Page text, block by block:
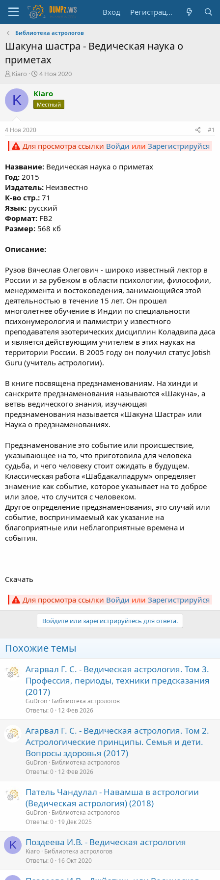
Вход Регистрация
Библиотека астрологов
Шакуна шастра - Ведическая наука о
приметах
А
т
о
р
е
м
ы
Kiaro
Д
т
а
н
л
а
4 Ноя 2020
K Kiaro
Местный
4 Ноя 2020 #1
Для просмотра ссылки Войди или Зарегистрируйся
Название: Ведическая наука о приметах
Год: 2015
Издатель: Неизвестно
К-во стр.: 71
Язык: русский
Формат: FB2
Размер: 568 кб
Описание:
Рузов Вячеслав Олегович - широко известный лектор в
России и за рубежом в области психологии, философии,
менеджмента и востоковедения, занимающийся этой
деятельностью в течение 15 лет. Он прошел
многолетнее обучение в Индии по специальности
психонумерология и палмистри у известного
преподавателя эзотерических дисциплин Коладвипа даса
и является действующим учителем в этих науках на
территории России. В 2005 году он получил статус Jotish
Guru (учитель астрологии).
В книге посвящена предзнаменованиям. На хинди и
санскрите предзнаменования называются «Шакуна», а
ветвь ведического знания, изучающая
предзнаменования называется «Шакуна Шастра» или
Наука о предзнаменованиях.
Предзнаменование это событие или происшествие,
указывающее на то, что приготовила для человека
судьба, и чего человеку стоит ожидать в будущем.
Классическая работа «Шабдакалпадрум» определяет
знамение как событие, которое указывает на то доброе
или злое, что случится с человеком.
Другое определение предзнаменования, это случай или
событие, воспринимаемый как указание на
благоприятные или неблагоприятные времена и
события.
Скачать
Для просмотра ссылки Войди или Зарегистрируйся
Войдите или зарегистрируйтесь для ответа.
Похожие темы
Агарвал Г. С. - Ведическая астрология. Том 3.
Профессия, периоды, техники предсказания
(2017)
GuDron Библиотека астрологов
Ответы 0 12 Фев 2026
Агарвал Г. С. - Ведическая астрология. Том 2.
Астрологические принципы. Семья и дети.
Вопросы здоровья (2017)
GuDron Библиотека астрологов
Ответы 0 12 Фев 2026
Патель Чандулал - Навамша в астрологии
(Ведическая астрология) (2018)
GuDron Библиотека астрологов
Ответы 0 19 Дек 2025
K Поздеева И.В. - Ведическая астрология
Kiaro Библиотека астрологов
Ответы 0 16 Окт 2020